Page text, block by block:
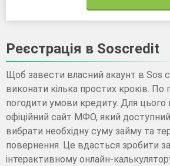
Реєстрація в Soscredit
Щоб завести власний акаунт в Sos
виконати кілька простих кроків. По
погодити умови кредиту. Для цього
офіційний сайт МФО, який
вибрати необхідну суму займу та
повернення. Це вдасться зробити
інтерактивному онлайн-